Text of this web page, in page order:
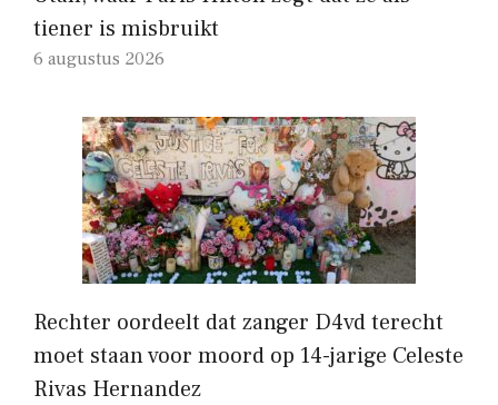
tiener is misbruikt
6 augustus 2026
Rechter oordeelt dat zanger D4vd terecht
moet staan ​​voor moord op 14-jarige Celeste
Rivas Hernandez